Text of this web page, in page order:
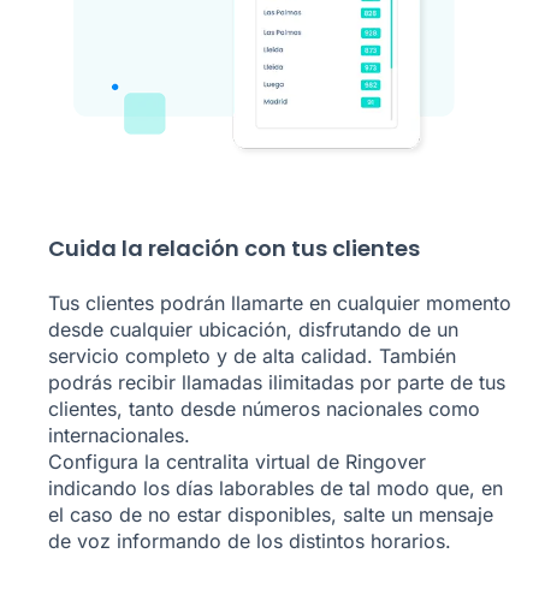
Cuida la relación con tus clientes
Tus clientes podrán llamarte en cualquier momento
desde cualquier ubicación, disfrutando de un
servicio completo y de alta calidad. También
podrás recibir llamadas ilimitadas por parte de tus
clientes, tanto desde números nacionales como
internacionales.
Configura la centralita virtual de Ringover
indicando los días laborables de tal modo que, en
el caso de no estar disponibles, salte un mensaje
de voz informando de los distintos horarios.